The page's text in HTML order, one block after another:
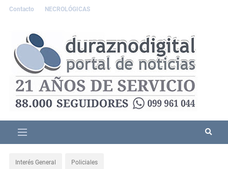
Contacto NECROLÓGICAS
Interés General Policiales